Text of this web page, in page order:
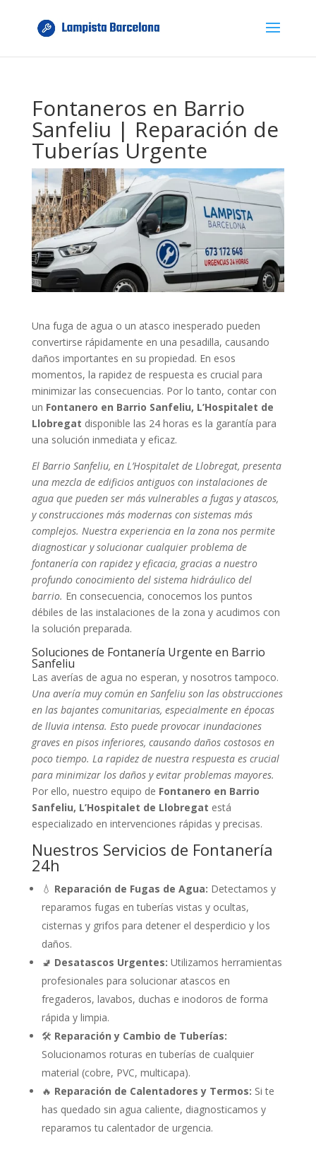
Fontaneros en Barrio
Sanfeliu | Reparación de
Tuberías Urgente
Una fuga de agua o un atasco inesperado pueden
convertirse rápidamente en una pesadilla, causando
daños importantes en su propiedad. En esos
momentos, la rapidez de respuesta es crucial para
minimizar las consecuencias. Por lo tanto, contar con
un Fontanero en Barrio Sanfeliu, L’Hospitalet de
Llobregat disponible las 24 horas es la garantía para
una solución inmediata y eficaz.
El Barrio Sanfeliu, en L’Hospitalet de Llobregat, presenta
una mezcla de edificios antiguos con instalaciones de
agua que pueden ser más vulnerables a fugas y atascos,
y construcciones más modernas con sistemas más
complejos. Nuestra experiencia en la zona nos permite
diagnosticar y solucionar cualquier problema de
fontanería con rapidez y eficacia, gracias a nuestro
profundo conocimiento del sistema hidráulico del
barrio. En consecuencia, conocemos los puntos
débiles de las instalaciones de la zona y acudimos con
la solución preparada.
Soluciones de Fontanería Urgente en Barrio
Sanfeliu
Las averías de agua no esperan, y nosotros tampoco.
Una avería muy común en Sanfeliu son las obstrucciones
en las bajantes comunitarias, especialmente en épocas
de lluvia intensa. Esto puede provocar inundaciones
graves en pisos inferiores, causando daños costosos en
poco tiempo. La rapidez de nuestra respuesta es crucial
para minimizar los daños y evitar problemas mayores.
Por ello, nuestro equipo de Fontanero en Barrio
Sanfeliu, L’Hospitalet de Llobregat está
especializado en intervenciones rápidas y precisas.
Nuestros Servicios de Fontanería
24h
💧 Reparación de Fugas de Agua: Detectamos y
reparamos fugas en tuberías vistas y ocultas,
cisternas y grifos para detener el desperdicio y los
daños.
🚽 Desatascos Urgentes: Utilizamos herramientas
profesionales para solucionar atascos en
fregaderos, lavabos, duchas e inodoros de forma
rápida y limpia.
🛠️ Reparación y Cambio de Tuberías:
Solucionamos roturas en tuberías de cualquier
material (cobre, PVC, multicapa).
🔥 Reparación de Calentadores y Termos: Si te
has quedado sin agua caliente, diagnosticamos y
reparamos tu calentador de urgencia.